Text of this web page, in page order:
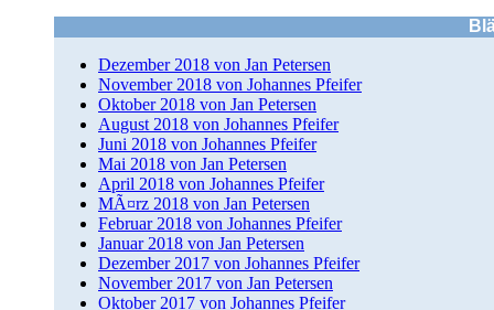
Dezember 2018 von Jan Petersen
November 2018 von Johannes Pfeifer
Oktober 2018 von Jan Petersen
August 2018 von Johannes Pfeifer
Juni 2018 von Johannes Pfeifer
Mai 2018 von Jan Petersen
April 2018 von Johannes Pfeifer
MÃ¤rz 2018 von Jan Petersen
Februar 2018 von Johannes Pfeifer
Januar 2018 von Jan Petersen
Dezember 2017 von Johannes Pfeifer
November 2017 von Jan Petersen
Oktober 2017 von Johannes Pfeifer